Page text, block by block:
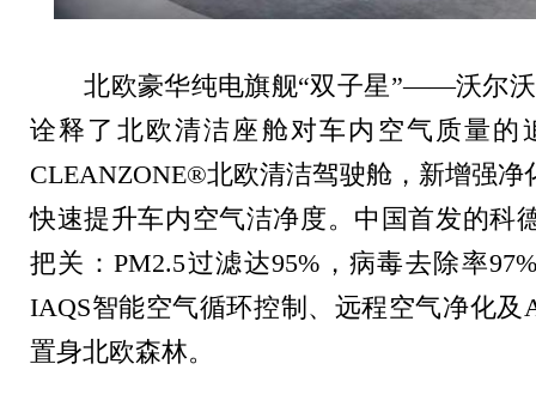
北欧豪华纯电旗舰“双子星”——沃尔沃
诠释了北欧清洁座舱对车内空气质量的
CLEANZONE®北欧清洁驾驶舱，新增强净
快速提升车内空气洁净度。中国首发的科
把关：PM2.5过滤达95% ，病毒去除率
IAQS智能空气循环控制、远程空气净化及
置身北欧森林。